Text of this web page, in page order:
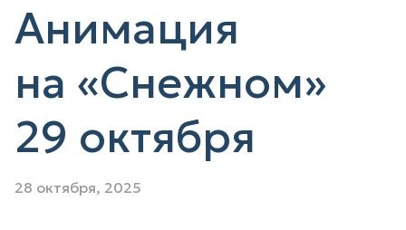
Анимация
на «Снежном»
29 октября
28 октября, 2025